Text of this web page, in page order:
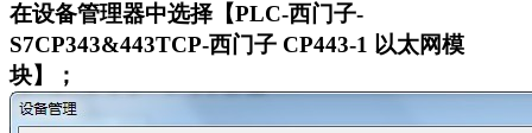
在设备管理器中选择【PLC-西门子-
S7CP343&443TCP-西门子 CP443-1 以太网模
块】；